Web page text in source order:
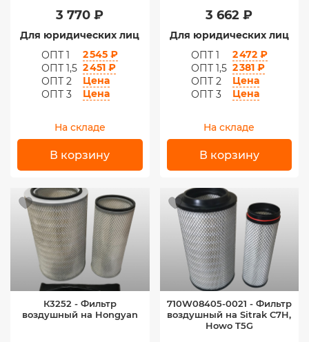
3 770 ₽
Для юридических лиц
ОПТ 1
2 545 ₽
ОПТ 1,5 2 451 ₽
ОПТ 2
Цена
ОПТ 3
Цена
На складе
В корзину
3 662 ₽
Для юридических лиц
ОПТ 1
2 472 ₽
ОПТ 1,5 2 381 ₽
ОПТ 2
Цена
ОПТ 3
Цена
На складе
В корзину
К3252 - Фильтр
воздушный на Hongyan
710W08405-0021 - Фильтр
воздушный на Sitrak C7H,
Howo T5G